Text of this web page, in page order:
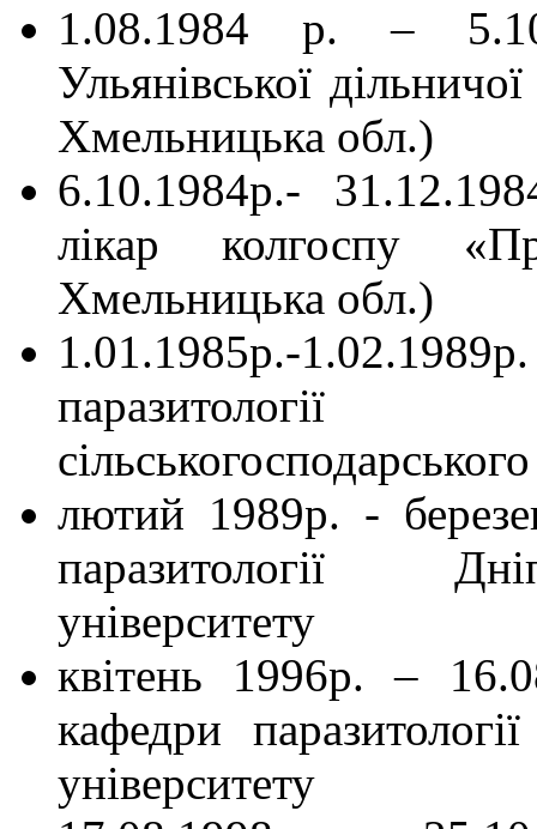
1.08.1984 р. – 5.10.
Ульянівської
Хмельницька обл.)
6.10.1984р.-
лікар колгоспу
Хмельницька обл.)
1.01.1985р.-
лютий 1989р. -
паразитології
університету
квітень 1996р. –
кафедри
університету